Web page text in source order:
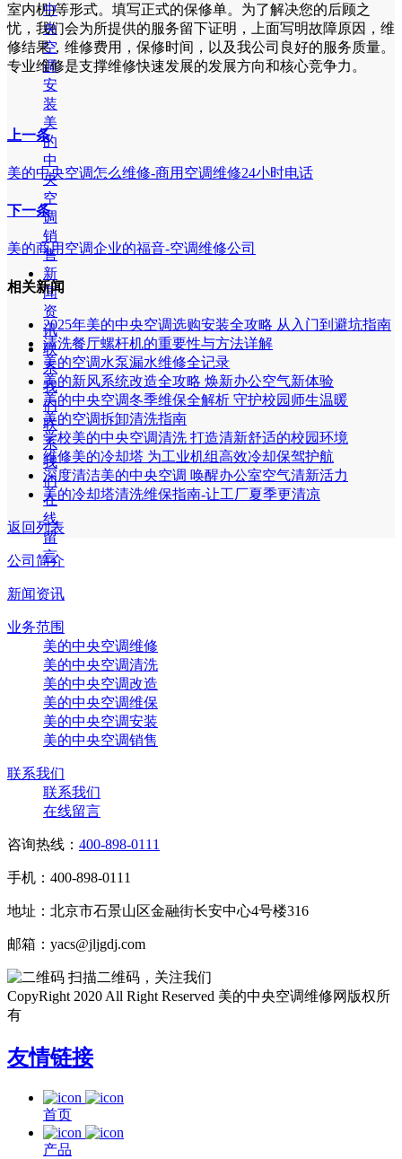
中
央
空
调
安
装
美
的
中
央
空
调
销
售
新
闻
资
讯
联
系
我
们
联
系
我
们
在
线
留
言
室内机)等形式。填写正式的保修单。为了解决您的后顾之
忧，我们会为所提供的服务留下证明，上面写明故障原因，维
修结果，维修费用，保修时间，以及我公司良好的服务质量。
专业维修是支撑维修快速发展的发展方向和核心竞争力。
上一条
美的中央空调怎么维修-商用空调维修24小时电话
下一条
美的商用空调企业的福音-空调维修公司
相关新闻
2025年美的中央空调选购安装全攻略 从入门到避坑指南
清洗餐厅螺杆机的重要性与方法详解
美的空调水泵漏水维修全记录
美的新风系统改造全攻略 焕新办公空气新体验
美的中央空调冬季维保全解析 守护校园师生温暖
美的空调拆卸清洗指南
学校美的中央空调清洗 打造清新舒适的校园环境
维修美的冷却塔 为工业机组高效冷却保驾护航
深度清洁美的中央空调 唤醒办公室空气清新活力
美的冷却塔清洗维保指南-让工厂夏季更清凉
返回列表
公司简介
新闻资讯
业务范围
美的中央空调维修
美的中央空调清洗
美的中央空调改造
美的中央空调维保
美的中央空调安装
美的中央空调销售
联系我们
联系我们
在线留言
咨询热线： 400-898-0111
手机：400-898-0111
地址：北京市石景山区金融街长安中心4号楼316
邮箱：yacs@jljgdj.com
扫描二维码，关注我们
CopyRight 2020 All Right Reserved 美的中央空调维修网版权所
有
友情链接
首页
产品